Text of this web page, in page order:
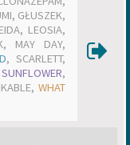
, GŁUSZEK,
, LEOSIA,
, MAY DAY,
, SCARLETT,
SUNFLOWER,
, WHAT